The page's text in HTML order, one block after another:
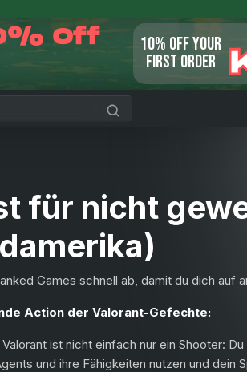
Off
10% OFF YOUR
FIRST ORDER
für nicht
Games schnell ab, damit du dich auf
Action der Valorant-Gefechte:
ist nicht einfach nur ein Shooter:
und ihre Fähigkeiten nutzen und